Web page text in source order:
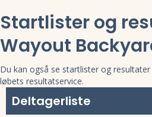
Startlister og
Wayout
Du kan også se startlister og
løbets resultatservice.
Deltagerliste